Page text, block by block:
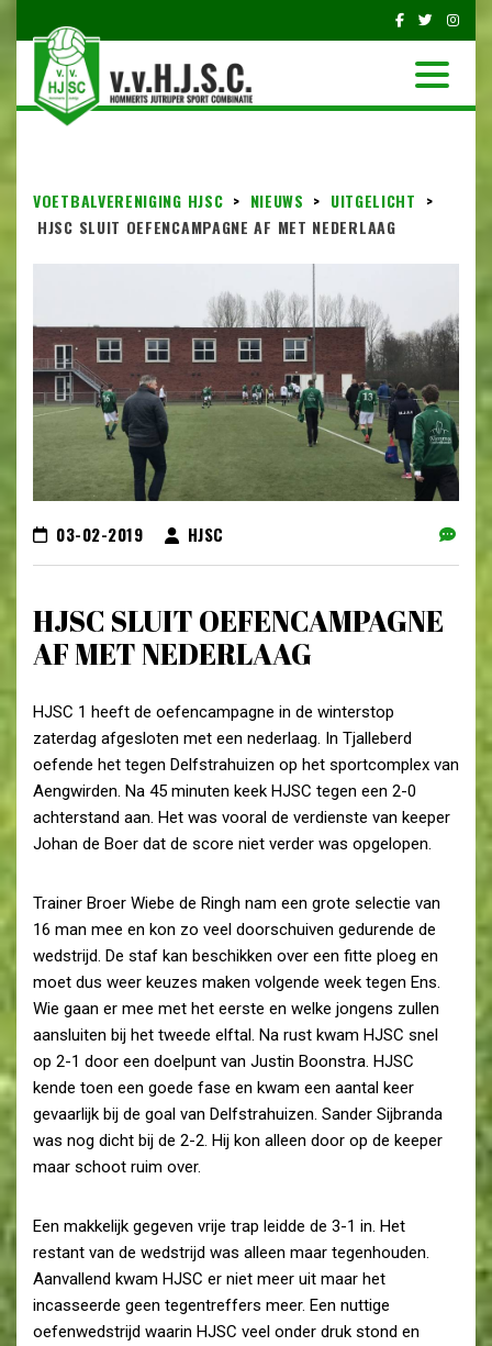
VOETBALVERENIGING HJSC > NIEUWS > UITGELICHT >
HJSC SLUIT OEFENCAMPAGNE AF MET NEDERLAAG
03-02-2019 HJSC
HJSC SLUIT OEFENCAMPAGNE
AF MET NEDERLAAG
HJSC 1 heeft de oefencampagne in de winterstop
zaterdag afgesloten met een nederlaag. In Tjalleberd
oefende het tegen Delfstrahuizen op het sportcomplex van
Aengwirden. Na 45 minuten keek HJSC tegen een 2-0
achterstand aan. Het was vooral de verdienste van keeper
Johan de Boer dat de score niet verder was opgelopen.
Trainer Broer Wiebe de Ringh nam een grote selectie van
16 man mee en kon zo veel doorschuiven gedurende de
wedstrijd. De staf kan beschikken over een fitte ploeg en
moet dus weer keuzes maken volgende week tegen Ens.
Wie gaan er mee met het eerste en welke jongens zullen
aansluiten bij het tweede elftal. Na rust kwam HJSC snel
op 2-1 door een doelpunt van Justin Boonstra. HJSC
kende toen een goede fase en kwam een aantal keer
gevaarlijk bij de goal van Delfstrahuizen. Sander Sijbranda
was nog dicht bij de 2-2. Hij kon alleen door op de keeper
maar schoot ruim over.
Een makkelijk gegeven vrije trap leidde de 3-1 in. Het
restant van de wedstrijd was alleen maar tegenhouden.
Aanvallend kwam HJSC er niet meer uit maar het
incasseerde geen tegentreffers meer. Een nuttige
oefenwedstrijd waarin HJSC veel onder druk stond en